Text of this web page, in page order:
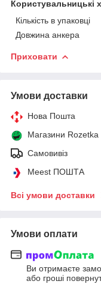
Користувальницькі
Кількість в упаковці
Довжина анкера
Приховати
Умови доставки
Нова Пошта
Магазини Rozetka
Самовивіз
Meest ПОШТА
Всі умови доставки
Умови оплати
Ви отримаєте
або гроші